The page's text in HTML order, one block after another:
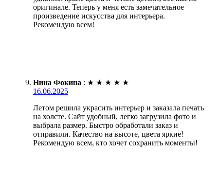
оригинале. Теперь у меня есть замечательное
произведение искусства для интерьера.
Рекомендую всем!
Нина Фокина : ★ ★ ★ ★ ★
16.06.2025
Летом решила украсить интерьер и заказала печать
на холсте. Сайт удобный, легко загрузила фото и
выбрала размер. Быстро обработали заказ и
отправили. Качество на высоте, цвета яркие!
Рекомендую всем, кто хочет сохранить моменты!